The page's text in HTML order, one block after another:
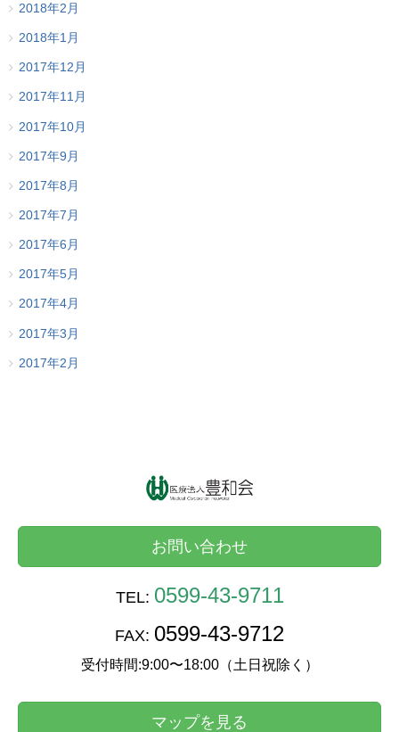
2018年2月
2018年1月
2017年12月
2017年11月
2017年10月
2017年9月
2017年8月
2017年7月
2017年6月
2017年5月
2017年4月
2017年3月
2017年2月
お問い合わせ
TEL: 0599-43-9711
FAX: 0599-43-9712
受付時間:9:00〜18:00（土日祝除く）
マップを見る